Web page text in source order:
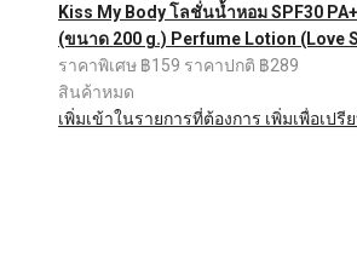
Kiss My Body โลชั่นน้ำหอม SPF30
(ขนาด 200 g.) Perfume Lotion (Love
ราคาพิเศษ ฿159 ราคาปกติ ฿289
สินค้าหมด
เพิ่มเข้าในรายการที่ต้องการ เพิ่มเพื่อเปรี